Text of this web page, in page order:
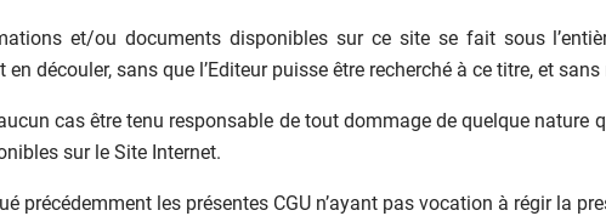
et/ou documents disponibles sur ce site se fait sous
découler, sans que l’Editeur puisse être recherché à ce titre, et
cas être tenu responsable de tout dommage de quelque
sur le Site Internet.
précédemment les présentes CGU n’ayant pas vocation à régir la